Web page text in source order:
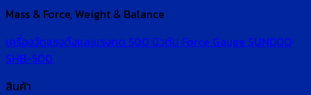
Mass & Force, Weight & Balance
เครื่องวัดแรงดึงและแรงกด 500 นิวตัน Force Gauge SUNDOO
SHB-500
สินค้า